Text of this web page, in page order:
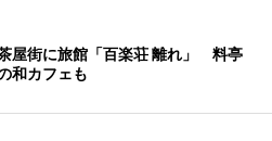
屋街に旅館「百楽荘 離れ」 料亭
和カフェも